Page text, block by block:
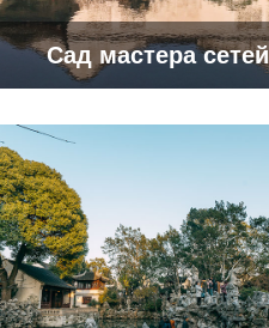
Сад мастера сетей